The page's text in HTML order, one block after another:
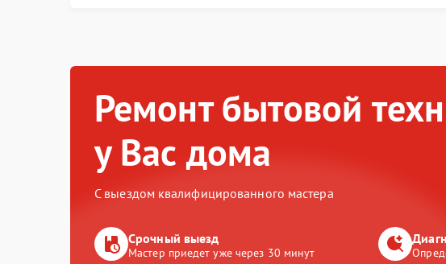
Ремонт бытовой
у Вас дома
С выездом квалифицированного мастера
Срочный выезд
Мастер приедет уже через 30 минут